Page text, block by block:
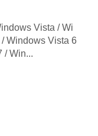
Vista / Wi
Windows Vista 6
/ Win...